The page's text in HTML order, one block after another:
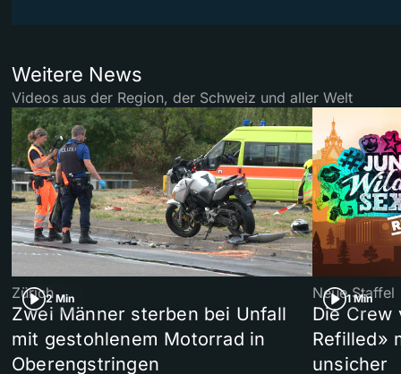
Weitere News
Videos aus der Region, der Schweiz und aller Welt
2 Min
Zürich
Zwei Männer sterben bei Unfall
mit gestohlenem Motorrad in
Oberengstringen
1 Min
Neue Staffel
Die Crew
Refilled»
unsicher